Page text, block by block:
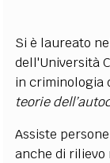
FILODIRITTO
CODICI RUBRICHE
Si è laureato
dell'Università
in criminologia
teorie
Assiste persone
anche di rilievo